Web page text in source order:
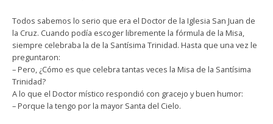
Todos sabemos lo serio que era el Doctor de la Iglesia San Juan de
la Cruz. Cuando podía escoger libremente la fórmula de la Misa,
siempre celebraba la de la Santísima Trinidad. Hasta que una vez le
preguntaron:
– Pero, ¿Cómo es que celebra tantas veces la Misa de la Santísima
Trinidad?
A lo que el Doctor místico respondió con gracejo y buen humor:
– Porque la tengo por la mayor Santa del Cielo.